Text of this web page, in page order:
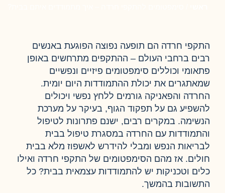
התקפי חרדה הם תופעה נפוצה הפוגעת באנשים
רבים ברחבי העולם – ההתקפים מתרחשים באופן
פתאומי וכוללים סימפטומים פיזיים ונפשיים
שמאתגרים את יכולת ההתמודדות היום יומית.
החרדה והפאניקה גורמים ללחץ נפשי ויכולים
להשפיע גם על תפקוד הגוף, בעיקר על מערכת
הנשימה. במקרים רבים, ישנם פתרונות לטיפול
והתמודדות עם החרדה במסגרת טיפול בבית
לבריאות הנפש ומבלי להידרש לאשפוז מלא בבית
חולים. אז מהם הסימפטומים של התקפי חרדה ואילו
כלים וטכניקות יש להתמודדות עצמאית בבית? כל
התשובות בהמשך.